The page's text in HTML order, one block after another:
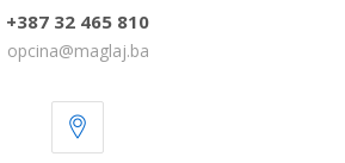
+387 32 465 810
opcina@maglaj.ba